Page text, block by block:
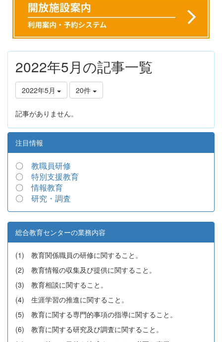
2022年5月の記事一覧
2022年5月 20件
記事がありません。
注目情報
〇 教職員研修
〇 特別支援教育
〇情報教育
〇 研究・調査
総合教育センターの業務内容
(1) 教育関係職員の研修に関すること。
(2) 教育情報の収集及び提供に関すること。
(3) 教育相談に関すること。
(4) 生涯学習の推進に関すること。
(5) 教育に関する専門的事項の指導に関すること。
(6) 教育に関する研究及び調査に関すること。